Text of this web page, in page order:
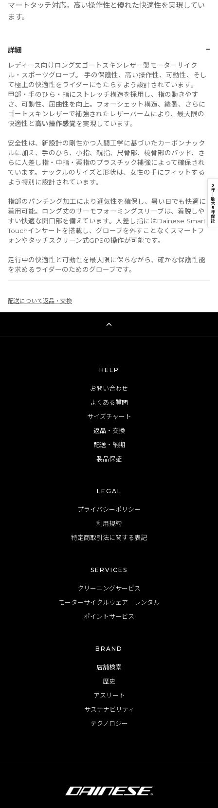
マートタッチ対応。高い操作性と優れた快適性を実現してい
ます。
詳細 −
レディース向けロング丈ゴートスキンレザー製モーターサイク
ル・スポーツグローブ。 手の保護性、高い操作性、可動性、そし
て極上の快適性をライダーにもたらすよう設計されています。
甲部・手のひら・指にストレッチ構造を採用し、指の動きやす
さ、可動性、屈曲性を向上。フォーシェット構造、縫製、さらに
ゴートスキンレザーで補強されたレザーパームにより、最大限の
快適性と高い操作感覚を実現しています。
安全性は、新設計の剛性かつ人間工学に基づいたカーボンナック
ルに加え、手のひら、小指、親指、尺骨部、橈骨部のパッド、さ
らに人差し指・中指・薬指のプラスチック補強によって確保され
ています。ナックルのサイズと形状は、女性の手にフィットする
よう特別に設計されています。
指部のパンチング加工により通気性を確保し、暑い日でも快適に
着用可能。ロング丈のサーモフォーミングスリーブは、着脱しや
すい快適な開口部を備えています。人差し指にはDainese Smart
Touchインサートを搭載し、グローブを外すことなくスマートフ
ォンやタッチスクリーン式GPSの操作が可能です。
走行中の快適性と可動性を最大限に保ちながら、確かな保護性能
を求めるライダーのためのグローブです。
配送について返品・交換
2
年
最
大
5
年
保
証
HELP
お問い合わせ
よくある質問
サイズチャート
返品・交換
配送・納期
製品保証
LEGAL
プライバシーポリシー
利用規約
特定商取引法に関する表記
SERVICES
クリーニングサービス
モーターサイクルウェア レンタル
ポイントサービス
BRAND
店舗検索
歴史
アスリート
サステナビリティ
テクノロジー